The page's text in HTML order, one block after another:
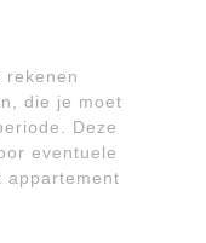
rekenen
die je moet
Deze
eventuele
appartement